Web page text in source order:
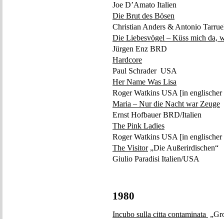
Joe D’Amato Italien
Die Brut des Bösen
Christian Anders & Antonio
Die Liebesvögel – Küss mich da,
Jürgen Enz BRD
Hardcore
Paul Schrader USA
Her Name Was Lisa
Roger Watkins USA [in englischer
Maria – Nur die Nacht war Zeuge
Ernst Hofbauer BRD/Italien
The Pink Ladies
Roger Watkins USA [in englischer
The Visitor„Die Außerirdischen“
Giulio Paradisi Italien/USA
1980
Incubo sulla citta contaminata